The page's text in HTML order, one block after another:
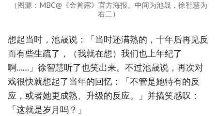
（图源：MBC@《金首露》官方海报。中间为池晟，徐智慧为
右二）
想起当时，池晟说：「当时还满熟的，十年后再见反
而有些生疏了，（我就在想）我们也上年纪了
啊……」徐智慧听了也笑出来。不过池晟说，再次对
戏很快就想起了当年的回忆：「不管是她特有的反
应，或者她更成熟、升级的反应。」并搞笑感叹：
「这就是岁月吗？」